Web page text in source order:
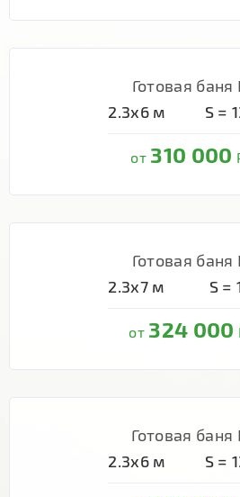
Готовая
2.3х6м S =
от 310 000
Готовая
2.3х7м S =
от 324 000
Готовая
2.3х6м S =